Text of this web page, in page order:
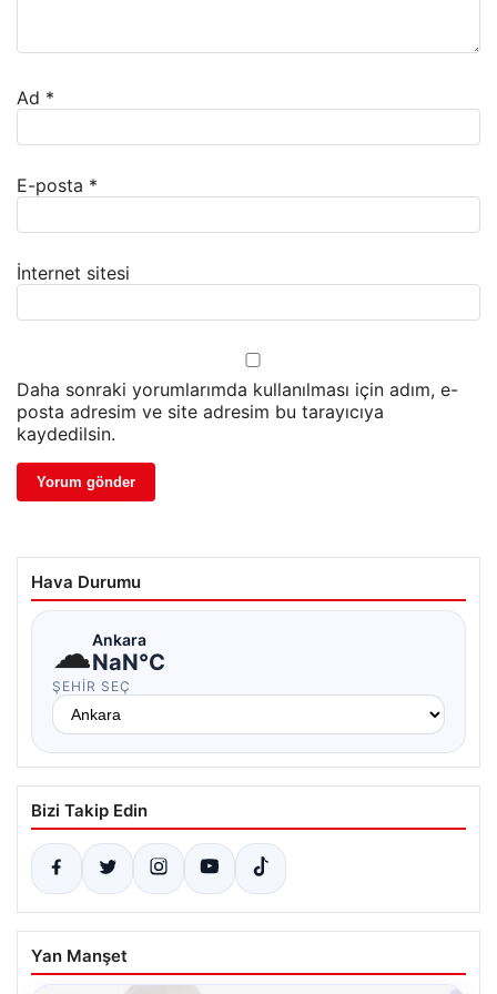
Ad *
E-posta *
İnternet sitesi
Daha sonraki yorumlarımda kullanılması için adım, e-
posta adresim ve site adresim bu tarayıcıya
kaydedilsin.
Hava Durumu
☁Ankara
NaN°C
ŞEHIR SEÇ
Bizi Takip Edin
Yan Manşet